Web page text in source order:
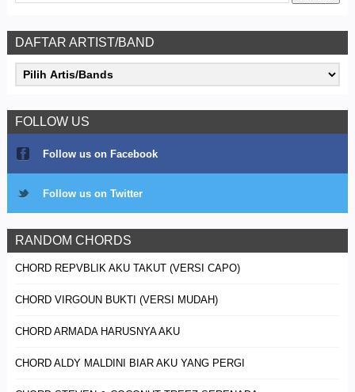
DAFTAR ARTIST/BAND
FOLLOW US
Follow us on Facebook
Follow us on Twitter
RANDOM CHORDS
CHORD REPVBLIK AKU TAKUT (VERSI CAPO)
CHORD VIRGOUN BUKTI (VERSI MUDAH)
CHORD ARMADA HARUSNYA AKU
CHORD ALDY MALDINI BIAR AKU YANG PERGI